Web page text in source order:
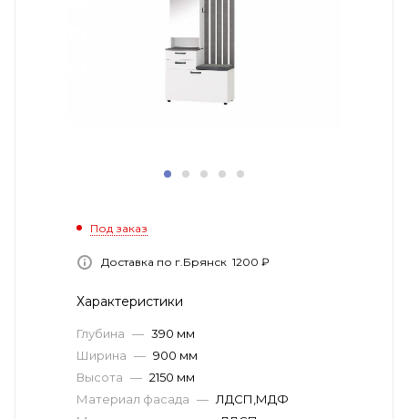
Под заказ
Доставка по г.Брянск 1200 ₽
Характеристики
Глубина — 390 мм
Ширина — 900 мм
Высота — 2150 мм
Материал фасада — ЛДСП,МДФ